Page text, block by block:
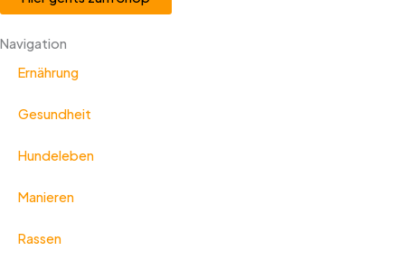
Navigation
Ernährung
Gesundheit
Hundeleben
Manieren
Rassen